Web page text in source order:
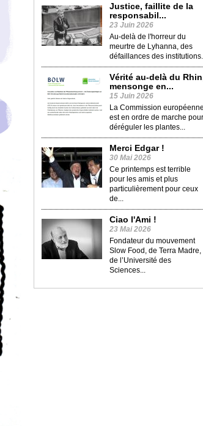
Justice, faillite de la
responsabil...
23 Juin 2026
Au-delà de l'horreur du
meurtre de Lyhanna, des
défaillances des institutions...
Vérité au-delà du
mensonge en...
15 Juin 2026
La Commission européenne
est en ordre de marche pour
déréguler les plantes...
Merci Edgar !
30 Mai 2026
Ce printemps est terrible
pour les amis et plus
particulièrement pour ceux
de...
Ciao l'Ami !
23 Mai 2026
Fondateur du mouvement
Slow Food, de Terra Madre,
de l’Université des
Sciences...